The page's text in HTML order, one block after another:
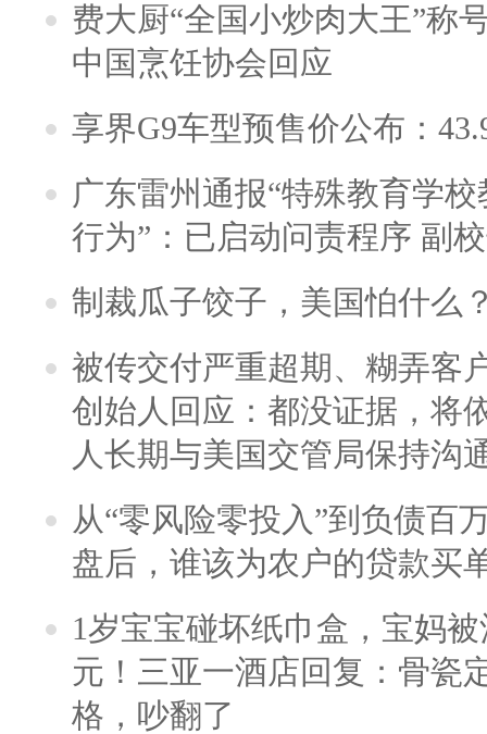
费大厨“全国小炒肉大王”称
中国烹饪协会回应
享界G9车型预售价公布：
广东雷州通报“特殊教育学
行为”：已启动问责程序 副
制裁瓜子饺子，美国怕什么
被传交付严重超期、糊弄客
创始人回应：都没证据，将
人长期与美国交管局保持沟
从“零风险零投入”到负债百
盘后，谁该为农户的贷款买
1岁宝宝碰坏纸巾盒，宝妈
元！三亚一酒店回复：骨瓷
格，吵翻了